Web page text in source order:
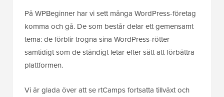
På WPBeginner har vi sett många WordPress-företag
komma och gå. De som består delar ett gemensamt
tema: de förblir trogna sina WordPress-rötter
samtidigt som de ständigt letar efter sätt att förbättra
plattformen.
Vi är glada över att se rtCamps fortsatta tillväxt och